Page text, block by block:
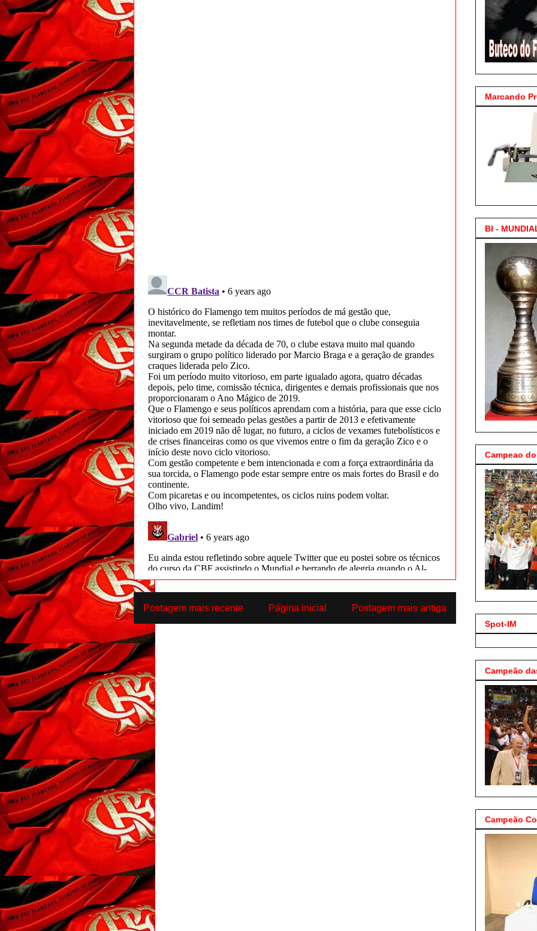
Postagem mais recente Postagem mais antiga
Página inicial
Marcando
BI -
Campeao
Spot-IM
Campeão
Campeão